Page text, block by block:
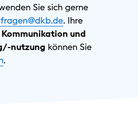
Sie sich gerne
. Ihre
und
nutzung können Sie
.